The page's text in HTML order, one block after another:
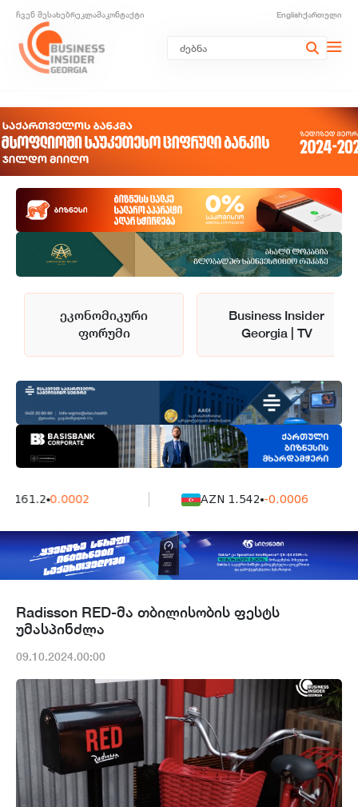
ჩვენ შესახებრეკლამაკონტაქტი Englishქართული
ეკონომიკური
ფორუმი
Business Insider
Georgia | TV
0.0002 AZN 1.542 -0.0006
Radisson RED-მა თბილისობის ფესტს
უმასპინძლა
09.10.2024.00:00